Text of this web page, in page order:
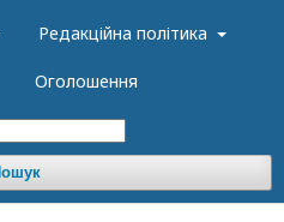
Редакційна політика
Оголошення